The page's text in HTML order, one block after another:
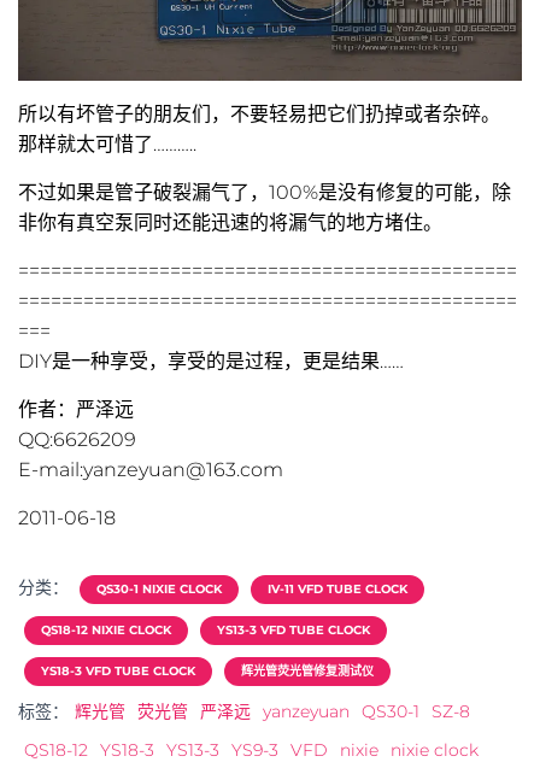
所以有坏管子的朋友们，不要轻易把它们扔掉或者杂碎。
那样就太可惜了………..
不过如果是管子破裂漏气了，100%是没有修复的可能，除
非你有真空泵同时还能迅速的将漏气的地方堵住。
==============================================
==============================================
===
DIY是一种享受，享受的是过程，更是结果……
作者：严泽远
QQ:6626209
E-mail:yanzeyuan@163.com
2011-06-18
分类： QS30-1 NIXIE CLOCK IV-11 VFD TUBE CLOCK
QS18-12 NIXIE CLOCK YS13-3 VFD TUBE CLOCK
YS18-3 VFD TUBE CLOCK 辉光管荧光管修复测试仪
标签： 辉光管 荧光管 严泽远 yanzeyuan QS30-1
SZ-8
QS18-12 YS18-3 YS13-3 YS9-3 VFD nixie
nixie clock